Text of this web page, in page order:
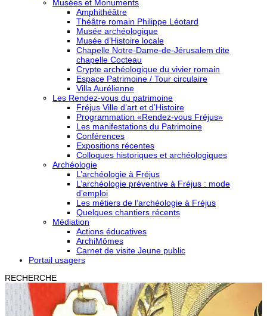
Musées et Monuments
Amphithéâtre
Théâtre romain Philippe Léotard
Musée archéologique
Musée d’Histoire locale
Chapelle Notre-Dame-de-Jérusalem dite
chapelle Cocteau
Crypte archéologique du vivier romain
Espace Patrimoine / Tour circulaire
Villa Aurélienne
Les Rendez-vous du patrimoine
Fréjus Ville d’art et d’Histoire
Programmation «Rendez-vous Fréjus»
Les manifestations du Patrimoine
Conférences
Expositions récentes
Colloques historiques et archéologiques
Archéologie
L’archéologie à Fréjus
L’archéologie préventive à Fréjus : mode
d’emploi
Les métiers de l’archéologie à Fréjus
Quelques chantiers récents
Médiation
Actions éducatives
ArchiMômes
Carnet de visite Jeune public
Portail usagers
RECHERCHE